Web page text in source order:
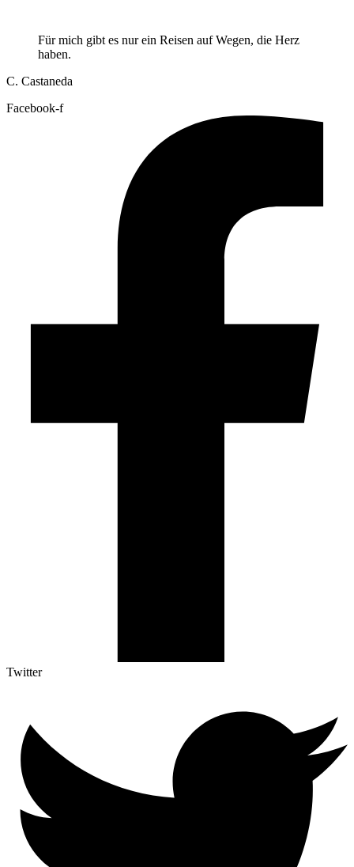
Für mich gibt es nur ein Reisen auf Wegen, die Herz
haben.
C. Castaneda
Facebook-f
Twitter